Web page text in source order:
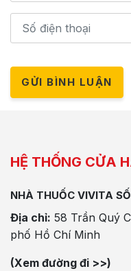
GỬI BÌNH LUẬN
HỆ THỐNG CỬA
NHÀ THUỐC VIVITA
Địa chỉ: 58 Trần Quý
phố Hồ Chí Minh
(Xem đường đi >>)